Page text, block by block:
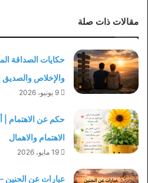
مقالات ذات صلة
حكايات الصداقة
والإخلاص والصديق
9 يونيو، 2026
الاهتمام والاهمال
19 مايو، 2026